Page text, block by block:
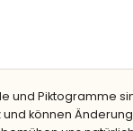
und Piktogramme
können